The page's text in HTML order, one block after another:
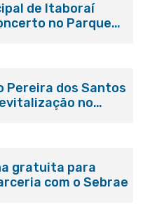
de Itaboraí
no Parque
Pereira dos Santos
no
gratuita para
com o Sebrae